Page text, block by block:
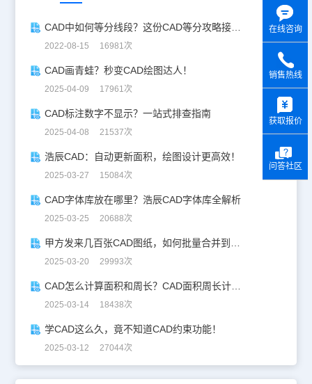
CAD中如何等分线段？这份CAD等分攻略接住！
2022-08-15 16981次
CAD画青蛙？秒变CAD绘图达人！
2025-04-09 17961次
CAD标注数字不显示？一站式排查指南
2025-04-08 21537次
浩辰CAD：自动更新面积，绘图设计更高效！
2025-03-27 15084次
CAD字体库放在哪里？浩辰CAD字体库全解析
2025-03-25 20688次
2025-03-20 29993次
CAD怎么计算面积和周长？CAD面积周长计算全攻略
2025-03-14 18438次
学CAD这么久，竟不知道CAD约束功能！
2025-03-12 27044次
在线咨询
销售热线
获取报价
问答社区